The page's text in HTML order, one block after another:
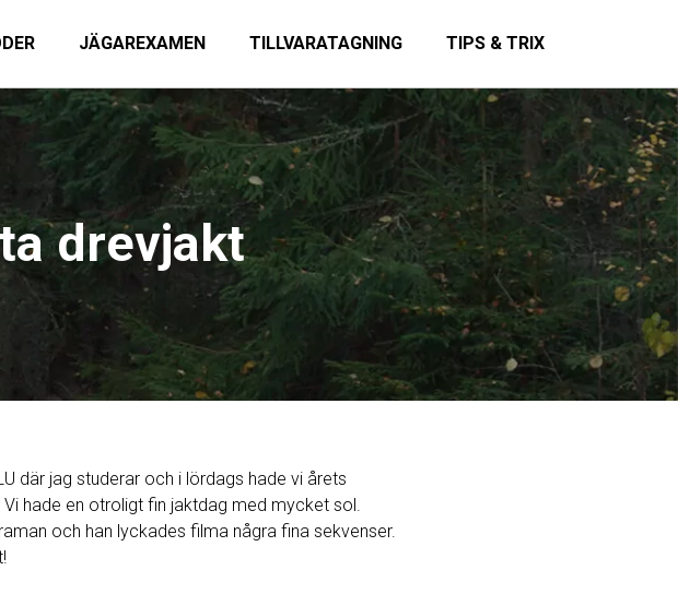
JÄGAREXAMEN TILLVARATAGNING TIPS & TRIX
drevjakt
där jag studerar och i lördags hade vi årets
hade en otroligt fin jaktdag med mycket sol.
och han lyckades filma några fina sekvenser.